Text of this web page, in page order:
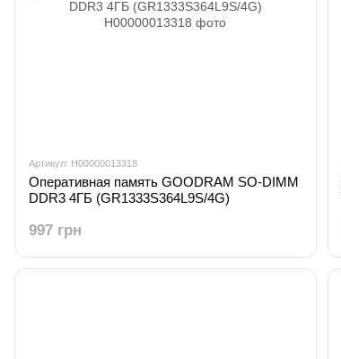
Артикул: H00000013318
Оперативная память GOODRAM SO-DIMM
DDR3 4ГБ (GR1333S364L9S/4G)
997 грн